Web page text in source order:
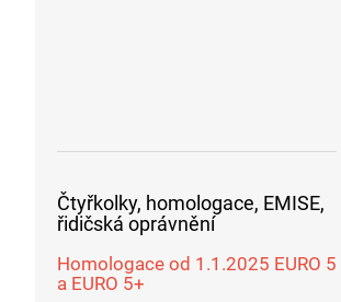
Čtyřkolky, homologace, EMISE,
řidičská oprávnění
Homologace od 1.1.2025 EURO 5
a EURO 5+